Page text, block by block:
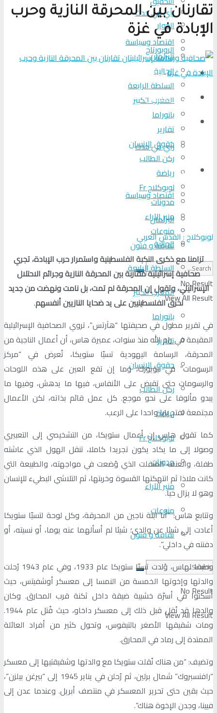
رأي في حدث
المزيد
اقتصاد وسياسة
البرلمان
الجالية
السلطة الرابعة
المغرب الكبير
بانوراما
تقارير
حقوق الإنسان
ركن الطالب
رياضة
لوبوكلاج Fr
مدونات
منبر الآراء
منوعات
ثقافة و فنون
No Result
View All Result
الحوار
الروبورتاج
تحلیل الأحداث
من عين المكان
لوبوكلاج TV
رأي في حدث
المزيد
اقتصاد وسياسة
البرلمان
الجالية
السلطة الرابعة
المغرب الكبير
بانوراما
تقارير
حقوق الإنسان
ركن الطالب
رياضة
لوبوكلاج Fr
مدونات
منبر الآراء
منوعات
ثقافة و فنون
No Result
View All Result
تقارنان بين المحرقة النازية وحرب
الإبادة في غزة
لوبوكلاج : القدس العربي
تزامنا مع ذكرى النكبة الفلسطينية واستمرار حرب الإبادة، تجري
صحافية إسرائيلية مقاربة بين المحرقة النازية وجرائم الاحتلال
الإسرائيلي، وتقول إن المحرقة لم تمت، بل نامت ونهضت من جديد
لحرق الفلسطينيين على يد ضحايا النازيين أنفسهم.
في تقرير مطول في صحيفتها “هآرتس”، تروي الصحافية الإسرائيلية
المقيمة في رام الله منذ سنوات، عميرة هاس، أن أعمال الناجية من
المحرقة، الرسامة اليهودية تسيّا ستويكا، تُعرض في “مركز
الرسومات” في نيويورك، وما إن تقع العين على هذه اللوحات
والرسومات حتى تقبض على الأنفاس، فيها ما يدهش، وفيها ما
يبدو مألوفا على نحو موجع. كل عمل قائم بذاته، لكن الأعمال
مجتمعة تفتح بابا واحدا على الرعب.
كما تقول هاس إن أعمال ستويكا، من التشخيصي إلى التعبيري
وصولا إلى ما يكاد يكون تجريدا كاملا، تنقل الهول الذي عاشته
طفلة، والعنف المنفلت الذي وُضعت في مواجهته، والطبيعة التي
كانت ملاذا ثم انتهكتها القسوة وخربتها، ثم التلاشي البطيء للإنسان
وهو لا يزال حيا.
وتتابع هاس: “أنا ابنة ناجين من المحرقة، وكل لوحة لتسيّا ستويكا
أعادت إلي شيئا عن والدي؛ شيئا لم أسألهما عنه يوما، أو نسيته، أو
دفنته في داخلي”.
وطبقا لهاس، وُلدت تسيّا ستويكا عام 1933، وفي عام 1943 رُحلت
والدتها وإخوتها الخمسة من النمسا إلى معسكر أوشفيتس، حيث
أُسكنوا في أسرّة خشبية ضيقة داخل ثكنة قرب المحارق. وكان
والدها قد نُقل قبل ذلك إلى معسكر داخاو، حيث قُتل عام 1944.
ومات شقيقها الأصغر بالتيفوس، وتحول كثير من أفراد العائلة
الممتدة إلى رماد في المحارق.
وتضيف: “من هناك نُقلت ستويكا مع والدتها وشقيقتيها إلى معسكر
“رافنسبروك” شمال برلين، ثم رُحلن في يناير 1945 إلى “بيرغن بيلزن”،
حيث بقين حتى تحرير المعسكر في منتصف أبريل. وعندما عدن إلى
فيينا، وجدن الإخوة هناك”.